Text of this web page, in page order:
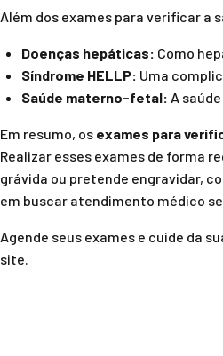
Além dos exames para verificar a
Doenças hepáticas: Como
Síndrome HELLP: Uma
Saúde materno-fetal: A
Em resumo, os exames para
Realizar esses exames de forma
grávida ou pretende engravidar,
em buscar atendimento médico
Agende seus exames e cuide da
site.